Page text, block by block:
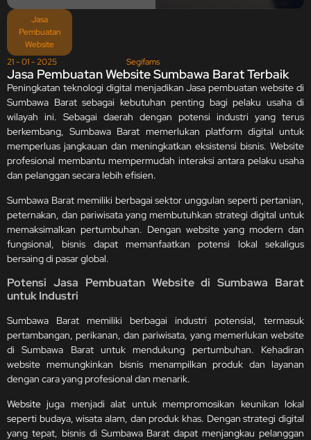
Jasa
Pembuatan
Website
21 - 01 - 2025
Segifams
Jasa Pembuatan Website Sumbawa Barat Terbaik
Peningkatan teknologi digital menjadikan Jasa pembuatan website di
Sumbawa Barat sebagai kebutuhan penting bagi pelaku usaha di
wilayah ini. Sebagai daerah dengan potensi industri yang terus
berkembang, Sumbawa Barat memerlukan platform digital untuk
memperluas jangkauan dan meningkatkan eksistensi bisnis. Website
profesional membantu mempermudah interaksi antara pelaku usaha
dan pelanggan secara lebih efisien.
Sumbawa Barat memiliki berbagai sektor unggulan seperti pertanian,
peternakan, dan pariwisata yang membutuhkan strategi digital untuk
memaksimalkan pertumbuhan. Dengan website yang modern dan
fungsional, bisnis dapat memanfaatkan potensi lokal sekaligus
bersaing di pasar global.
Potensi Jasa Pembuatan Website di Sumbawa Barat
untuk Industri
Sumbawa Barat memiliki berbagai industri potensial, termasuk
pertambangan, perikanan, dan pariwisata, yang memerlukan website
di Sumbawa Barat untuk mendukung pertumbuhan. Kehadiran
website memungkinkan bisnis menampilkan produk dan layanan
dengan cara yang profesional dan menarik.
Website juga menjadi alat untuk mempromosikan keunikan lokal
seperti budaya, wisata alam, dan produk khas. Dengan strategi digital
yang tepat, bisnis di Sumbawa Barat dapat menjangkau pelanggan